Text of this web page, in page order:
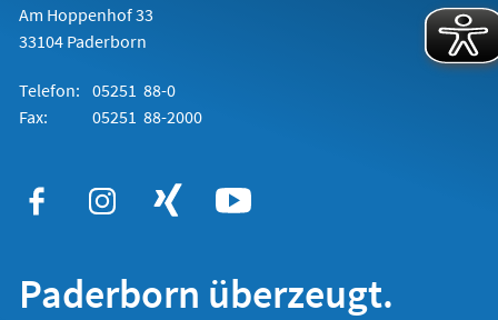
Am Hoppenhof 33
33104 Paderborn
Telefon: 05251 88-0
Fax:
05251 88-2000
Paderborn überzeugt.